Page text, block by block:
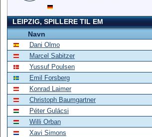
LEIPZIG, SPILLERE TIL EM
Navn
Dani Olmo
Marcel Sabitzer
Yussuf Poulsen
Emil Forsberg
Konrad Laimer
Christoph Baumgartner
Péter Gulácsi
Willi Orban
Xavi Simons